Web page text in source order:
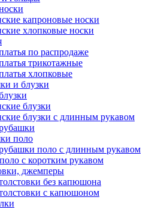
капроновые носки
хлопковые носки
по распродаже
трикотажные
хлопковые
и блузки
блузки
блузки с длинным рукавом
поло
поло с длинным рукавом
с коротким рукавом
джемперы
без капюшона
с капюшоном